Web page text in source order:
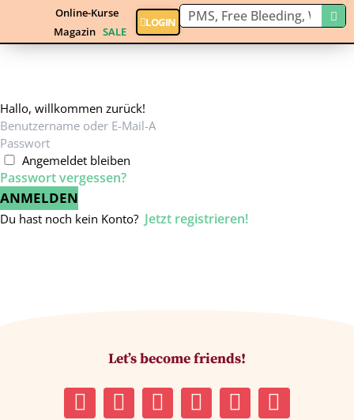
Online-Kurse
Magazin SALE
LOGIN
Hallo, willkommen zurück!
Angemeldet bleiben
Passwort vergessen?
ANMELDEN
Du hast noch kein Konto? Jetzt registrieren!
Let’s become friends!